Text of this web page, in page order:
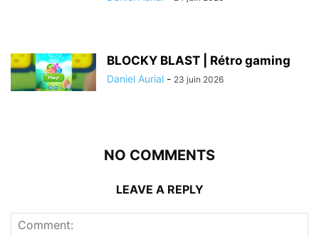
BLOCKY BLAST | Rétro gaming
Daniel Aurial - 23 juin 2026
NO COMMENTS
LEAVE A REPLY